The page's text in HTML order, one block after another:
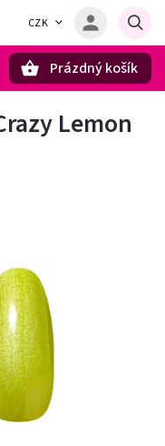
CZK
Prázdný košík
Lemon